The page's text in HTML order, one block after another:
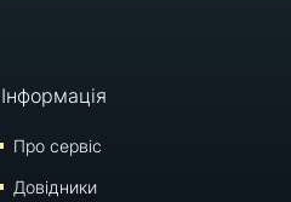
Інформація
Про сервіс
Довідники